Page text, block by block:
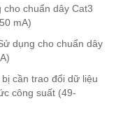
chuẩn dây Cat3
mA)
dụng cho chuẩn dây
cần trao đổi dữ liệu
công suất (49-